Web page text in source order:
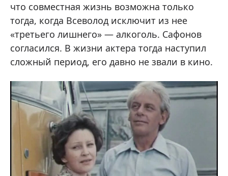
что совместная жизнь возможна только
тогда, когда Всеволод исключит из нее
«третьего лишнего» — алкоголь. Сафонов
согласился. В жизни актера тогда наступил
сложный период, его давно не звали в кино.